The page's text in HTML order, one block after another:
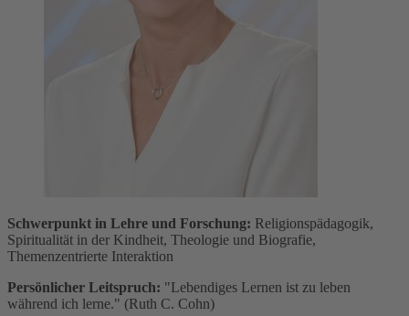
Schwerpunkt in Lehre und Forschung: Religionspädagogik,
Spiritualität in der Kindheit, Theologie und Biografie,
Themenzentrierte Interaktion
Persönlicher Leitspruch: "Lebendiges Lernen ist zu leben
während ich lerne." (Ruth C. Cohn)